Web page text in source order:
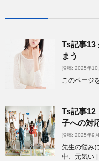
Ts記事13
まう
投稿: 2025年10
このページ
Ts記事12
子への対
投稿: 2025年9
先生の悩み
中、元気い